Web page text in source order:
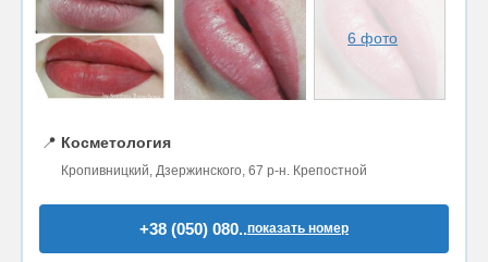
6 фото
📍 Косметология
Кропивницкий, Дзержинского, 67 р-н. Крепостной
+38 (050) 080..показать номер